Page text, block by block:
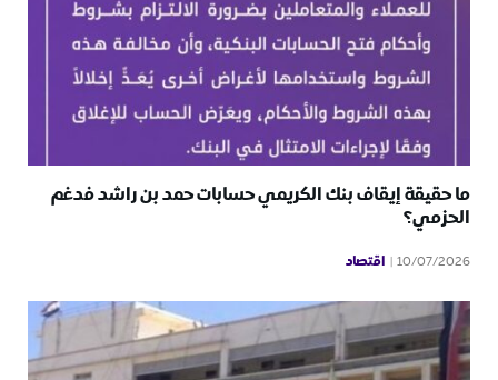
ما حقيقة إيقاف بنك الكريمي حسابات حمد بن راشد فدغم
الحزمي؟
10/07/2026 اقتصاد